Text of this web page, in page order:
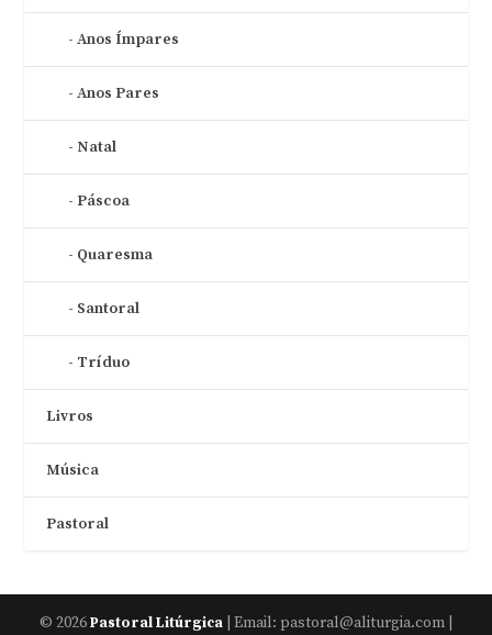
Anos Ímpares
Anos Pares
Natal
Páscoa
Quaresma
Santoral
Tríduo
Livros
Música
Pastoral
© 2026Pastoral Litúrgica | Email: pastoral@aliturgia.com |